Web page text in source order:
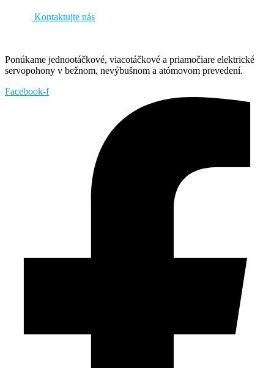
Kontaktujte nás
Ponúkame jednootáčkové, viacotáčkové a priamočiare elektrické
servopohony v bežnom, nevýbušnom a atómovom prevedení.
Facebook-f